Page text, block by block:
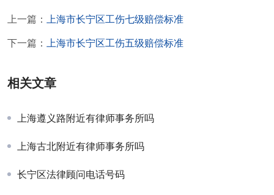
上一篇：
上海市长宁区工伤七级赔偿标准
下一篇：
上海市长宁区工伤五级赔偿标准
相关文章
上海遵义路附近有律师事务所吗
上海古北附近有律师事务所吗
长宁区法律顾问电话号码